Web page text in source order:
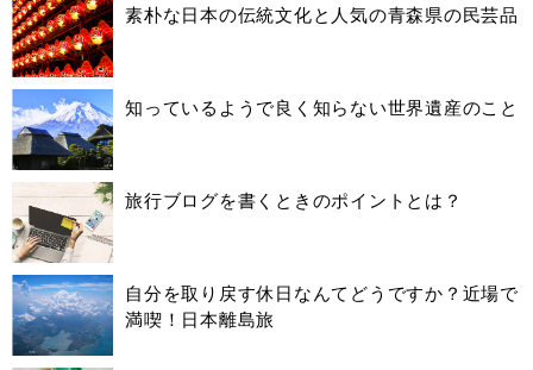
素朴な日本の伝統文化と人気の青森県の民芸品
知っているようで良く知らない世界遺産のこと
旅行ブログを書くときのポイントとは？
自分を取り戻す休日なんてどうですか？近場で
満喫！日本離島旅